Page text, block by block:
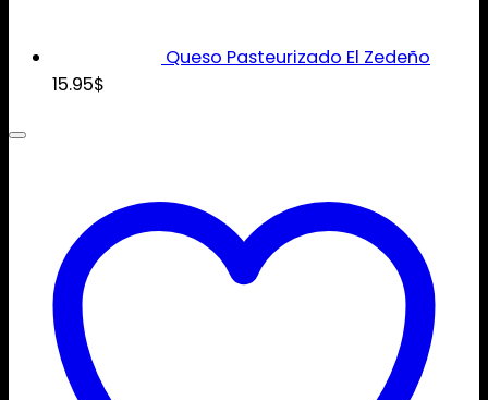
Queso Pasteurizado El Zedeño
15.95$